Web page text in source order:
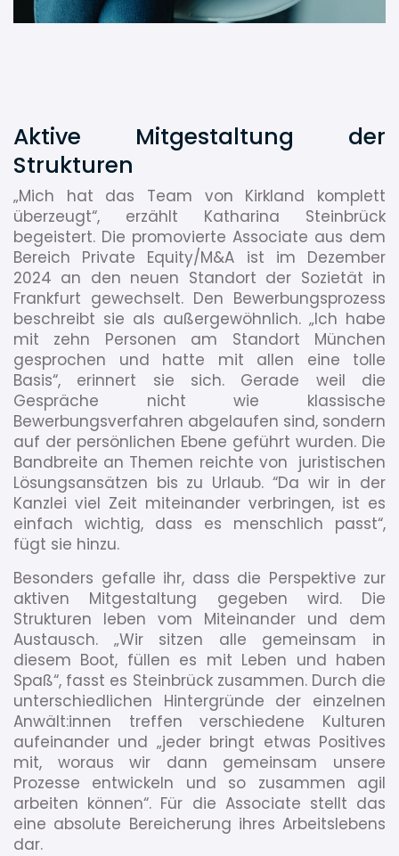
Aktive Mitgestaltung der
Strukturen
„Mich hat das Team von Kirkland komplett
überzeugt“, erzählt Katharina Steinbrück
begeistert. Die promovierte Associate aus dem
Bereich Private Equity/M&A ist im Dezember
2024 an den neuen Standort der Sozietät in
Frankfurt gewechselt. Den Bewerbungsprozess
beschreibt sie als außergewöhnlich. „Ich habe
mit zehn Personen am Standort München
gesprochen und hatte mit allen eine tolle
Basis“, erinnert sie sich. Gerade weil die
Gespräche nicht wie klassische
Bewerbungsverfahren abgelaufen sind, sondern
auf der persönlichen Ebene geführt wurden. Die
Bandbreite an Themen reichte von juristischen
Lösungsansätzen bis zu Urlaub. “Da wir in der
Kanzlei viel Zeit miteinander verbringen, ist es
einfach wichtig, dass es menschlich passt“,
fügt sie hinzu.
Besonders gefalle ihr, dass die Perspektive zur
aktiven Mitgestaltung gegeben wird. Die
Strukturen leben vom Miteinander und dem
Austausch. „Wir sitzen alle gemeinsam in
diesem Boot, füllen es mit Leben und haben
Spaß“, fasst es Steinbrück zusammen. Durch die
unterschiedlichen Hintergründe der einzelnen
Anwält:innen treffen verschiedene Kulturen
aufeinander und „jeder bringt etwas Positives
mit, woraus wir dann gemeinsam unsere
Prozesse entwickeln und so zusammen agil
arbeiten können“. Für die Associate stellt das
eine absolute Bereicherung ihres Arbeitslebens
dar.